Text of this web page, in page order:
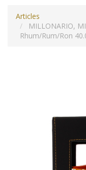
Articles
MILLONARIO,
Rhum/Rum/Ron